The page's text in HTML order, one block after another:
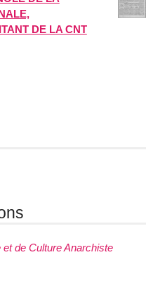
DE LA CNT
de Culture Anarchiste